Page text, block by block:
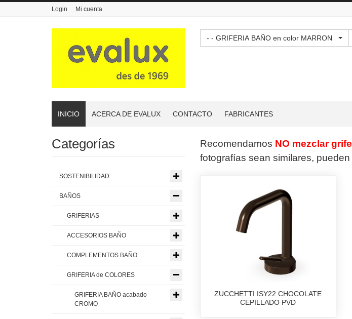
Login Mi cuenta
- - GRIFERIA BAÑO en color MARRON
INICIO ACERCA DE EVALUX CONTACTO FABRICANTES
Recomendamos NO mezclar
fotografías sean similares,
ZUCCHETTI ISY22 CHOCOLATE
CEPILLADO PVD
Categorías
SOSTENIBILIDAD
BAÑOS
GRIFERIAS
ACCESORIOS BAÑO
COMPLEMENTOS BAÑO
GRIFERIA de COLORES
GRIFERIA BAÑO acabado
CROMO